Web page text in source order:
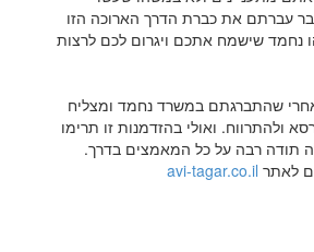
עברתם את כברת הדרך הארוכה הזו
נחמד שישמח אתכם ויגרום לכם לרצות
שהתברגתם במשרד נחמד ומצליח
ולהתרווח. ואולי בהזדמנות זו תרימו
תודה רבה על כל המאמצים בדרך.
לאתר avi-tagar.co.il